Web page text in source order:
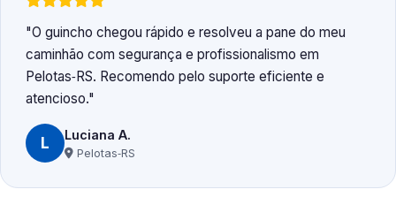
O guincho chegou rápido e resolveu a pane do meu
caminhão com segurança e profissionalismo em
Pelotas‑RS. Recomendo pelo suporte eficiente e
atencioso.
L Luciana A.
Pelotas‑RS